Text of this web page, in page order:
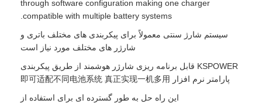
through software configuration making one charger
compatible with multiple battery systems.
سیستم شارژ سنتی معمولاً برای پیکربندی های مختلف باتری و
شارژر های مختلف مورد نیاز است
KSPOWER قابل برنامه ریزی شارژر هوشمند از طریق پیکربندی
پارامتر نرم افزار 即可适配不同电池系统 真正实现一机多用
این راه حل به طور گسترده ای برای استفاده از